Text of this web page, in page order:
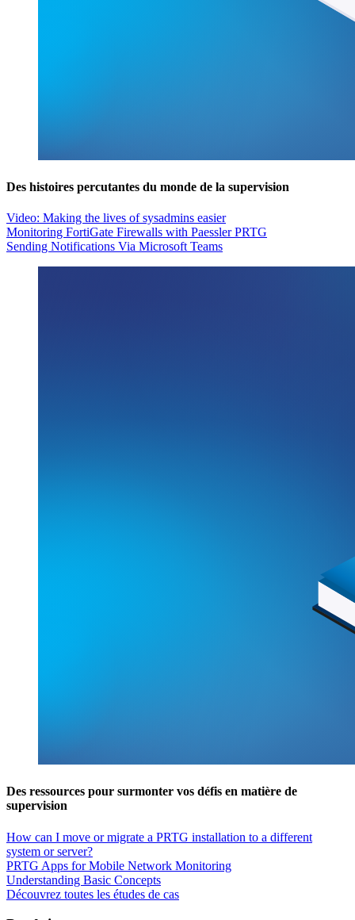
Des histoires percutantes du monde de la supervision
Video: Making the lives of sysadmins easier
Monitoring FortiGate Firewalls with Paessler PRTG
Sending Notifications Via Microsoft Teams
Des ressources pour surmonter vos défis en matière de
supervision
How can I move or migrate a PRTG installation to a different
system or server?
PRTG Apps for Mobile Network Monitoring
Understanding Basic Concepts
Découvrez toutes les études de cas